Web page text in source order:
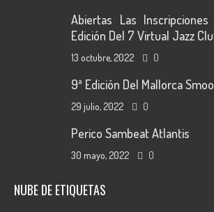
Abiertas Las
Edición Del 7 Virtual Jazz
13 octubre, 2022 0
9ª Edición Del Mallorca
29 julio, 2022 0
Perico Sambeat Atlantis
30 mayo, 2022 0
NUBE DE ETIQUETAS